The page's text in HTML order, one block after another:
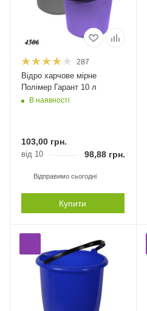
287
Відро харчове мірне
Полімер Гарант 10 л
В наявності
103,00 грн.
від 10 98,88 грн.
Відправимо сьогодні
Купити